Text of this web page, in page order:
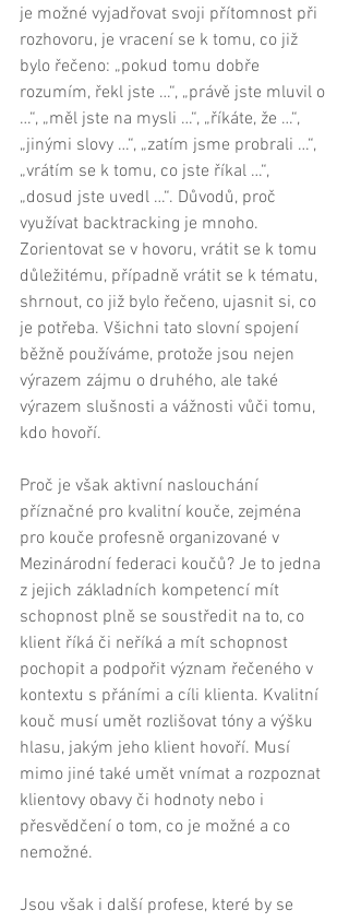
je možné vyjadřovat svoji přítomnost při
rozhovoru, je vracení se k tomu, co již
bylo řečeno: „pokud tomu dobře
rozumím, řekl jste …“, „právě jste mluvil o
…“, „měl jste na mysli …“, „říkáte, že …“,
„jinými slovy …“, „zatím jsme probrali …“,
„vrátím se k tomu, co jste říkal …“,
„dosud jste uvedl …“. Důvodů, proč
využívat backtracking je mnoho.
Zorientovat se v hovoru, vrátit se k tomu
důležitému, případně vrátit se k tématu,
shrnout, co již bylo řečeno, ujasnit si, co
je potřeba. Všichni tato slovní spojení
běžně používáme, protože jsou nejen
výrazem zájmu o druhého, ale také
výrazem slušnosti a vážnosti vůči tomu,
kdo hovoří.
Proč je však aktivní naslouchání
příznačné pro kvalitní kouče, zejména
pro kouče profesně organizované v
Mezinárodní federaci koučů? Je to jedna
z jejich základních kompetencí mít
schopnost plně se soustředit na to, co
klient říká či neříká a mít schopnost
pochopit a podpořit význam řečeného v
kontextu s přáními a cíli klienta. Kvalitní
kouč musí umět rozlišovat tóny a výšku
hlasu, jakým jeho klient hovoří. Musí
mimo jiné také umět vnímat a rozpoznat
klientovy obavy či hodnoty nebo i
přesvědčení o tom, co je možné a co
nemožné.
Jsou však i další profese, které by se